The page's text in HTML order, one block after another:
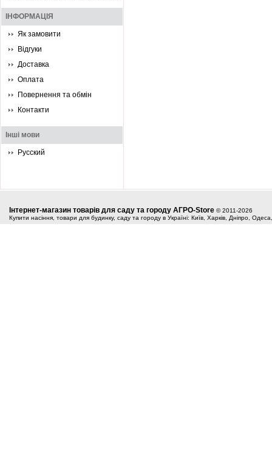
ІНФОРМАЦІЯ
Як замовити
Відгуки
Доставка
Оплата
Повернення та обмін
Контакти
Інші мови
Русский
Інтернет-магазин товарів для саду та городу АГРО-Store © 2011-2026
Купити насіння, товари для будинку, саду та городу в Україні: Київ, Харків, Дніпро,